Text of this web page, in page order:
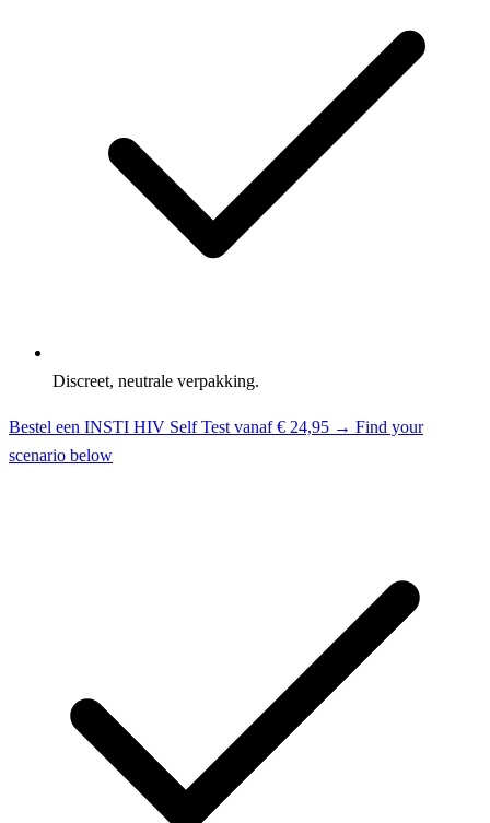
Discreet, neutrale verpakking.
Bestel een INSTI HIV Self Test vanaf € 24,95 → Find your
scenario below